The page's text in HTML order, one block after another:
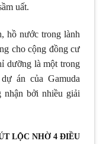
uất.
hồ nước trong lành
cho cộng đồng cư
dưỡng là một trong
án của Gamuda
nhận bởi nhiều giải
LỘC NHỜ 4 ĐIỀU